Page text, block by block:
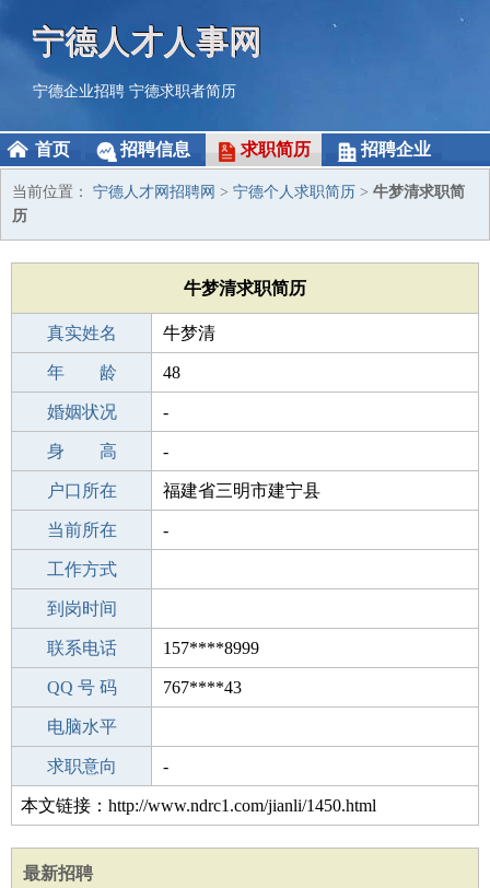
宁德人才人事网
宁德企业招聘 宁德求职者简历
首页 招聘信息 求职简历 招聘企业
当前位置： 宁德人才网招聘网 > 宁德个人求职简历 > 牛梦清求职简
历
牛梦清求职简历
真实姓名 牛梦清
性 别 女
年 龄 48
出生年月 1978-04-01
婚姻状况 -
学 历 高中
身 高 -
毕业学校 四川省隆昌幼儿师范学校
户口所在 福建省三明市建宁县
所学专业 -
当前所在 -
工作经验
工作方式
驾 照
到岗时间
期望月薪
联系电话 157****8999
手机号码 157****8999
QQ 号 码 767****43
微信号码
电脑水平
外语水平
求职意向 -
本文链接：http://www.ndrc1.com/jianli/1450.html
最新招聘